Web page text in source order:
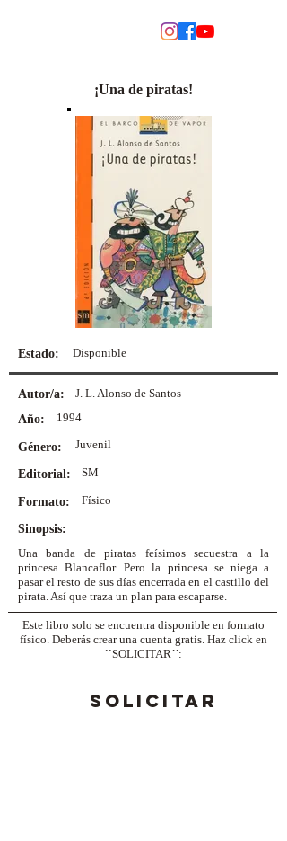
¡Una de piratas!
Estado: Disponible
Autor/a:
J. L. Alonso de Santos
Año:
1994
Género: Juvenil
SM
Editorial:
Formato: Físico
Sinopsis:
Una banda de piratas feísimos secuestra a la
princesa Blancaflor. Pero la princesa se niega a
pasar el resto de sus días encerrada en el castillo del
pirata. Así que traza un plan para escaparse.
Este libro solo se encuentra disponible en formato
físico. Deberás crear una cuenta gratis. Haz click en
``SOLICITAR´´:
SOLICITAR